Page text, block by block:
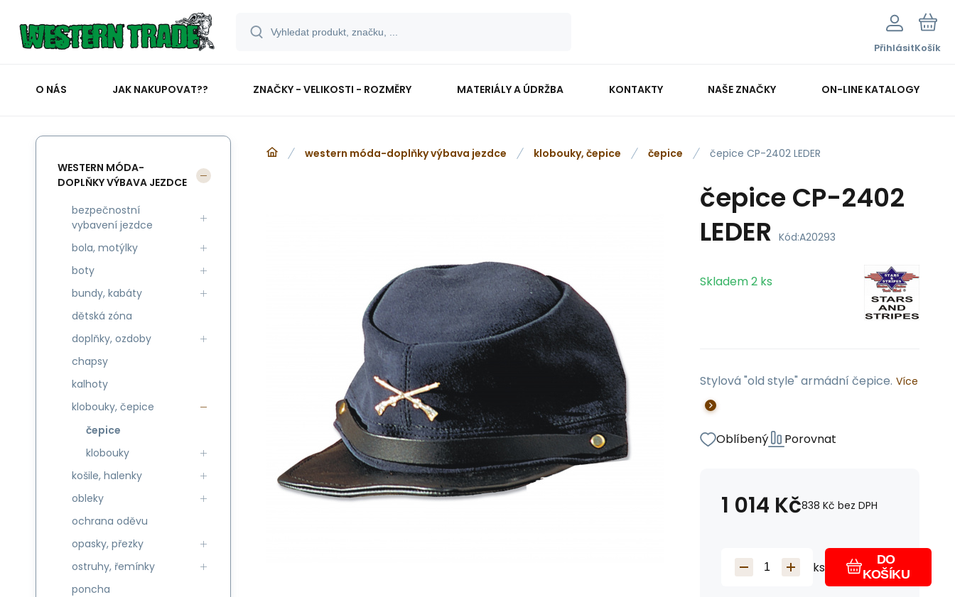
PřihlásitKošík
O NÁS JAK NAKUPOVAT?? ZNAČKY - VELIKOSTI - ROZMĚRY MATERIÁLY A ÚDRŽBA KONTAKTY NAŠE ZNAČKY ON-LINE KATALOGY
western móda-doplňky výbava jezdce klobouky, čepice čepice čepice CP-2402 LEDER
čepice CP-2402
LEDER Kód:A20293
Skladem2 ks
Stylová "old style" armádní čepice. Více
Oblíbený Porovnat
1 014 Kč838 Kč bez DPH
ks
DO
KOŠÍKU
WESTERN MÓDA-
DOPLŇKY VÝBAVA JEZDCE
bezpečnostní
vybavení jezdce
bola, motýlky
boty
bundy, kabáty
dětská zóna
doplňky, ozdoby
chapsy
kalhoty
klobouky, čepice
čepice
klobouky
košile, halenky
obleky
ochrana oděvu
opasky, přezky
ostruhy, řemínky
poncha